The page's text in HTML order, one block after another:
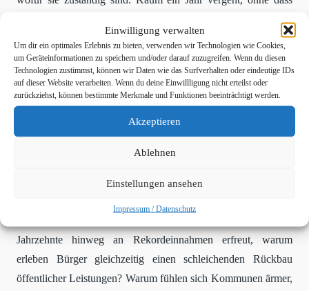
Einwilligung verwalten
Um dir ein optimales Erlebnis zu bieten, verwenden wir Technologien wie Cookies,
um Geräteinformationen zu speichern und/oder darauf zuzugreifen. Wenn du diesen
Technologien zustimmst, können wir Daten wie das Surfverhalten oder eindeutige IDs
auf dieser Website verarbeiten. Wenn du deine Einwillligung nicht erteilst oder
zurückziehst, können bestimmte Merkmale und Funktionen beeinträchtigt werden.
Akzeptieren
Ablehnen
Einstellungen ansehen
Impressum / Datenschutz
genau, wie es entstanden ist.
Hinzu kommt:Jede Krise, ob Pandemie, Energie oder Klima,
dient inzwischen als Begründung für neue Schulden,
Sondervermögen und Hilfspakete. Doch wer fragt nach, wohin
all diese Mittel tatsächlich fließen? Wie viele Euro landen
wirklich bei denen, die Unterstützung brauchen und wie viel
Ausschüssen, Beraterfirmen und Zwischenstellen?
Jahrzehnte hinweg an Rekordeinnahmen erfreut, warum
erleben Bürger gleichzeitig einen schleichenden Rückbau
öffentlicher Leistungen? Warum fühlen sich Kommunen ärmer,